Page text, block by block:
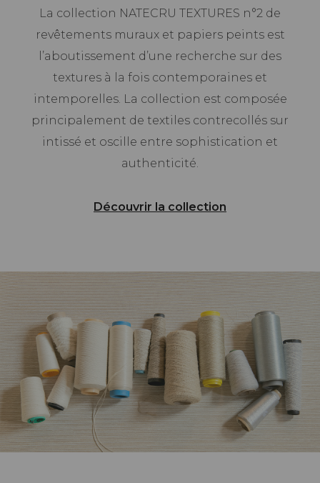
La collection NATECRU TEXTURES n°2 de
revêtements muraux et papiers peints est
l’aboutissement d’une recherche sur des
textures à la fois contemporaines et
intemporelles. La collection est composée
principalement de textiles contrecollés sur
intissé et oscille entre sophistication et
authenticité.
Découvrir la collection